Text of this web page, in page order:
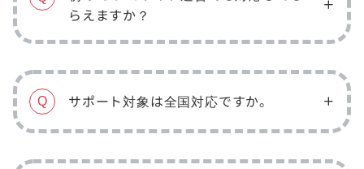
らえますか？
Q サポート対象は全国対応ですか。